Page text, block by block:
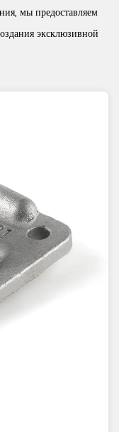
мы предоставляем
эксклюзивной